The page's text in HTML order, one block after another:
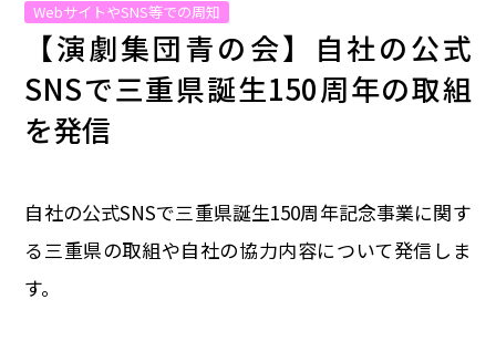
産業
インフラ 偉人
150周年コラボ
WebサイトやSNS等での周知
【演劇集団青の会】自社の公式
SNSで三重県誕生150周年の取組
を発信
自社の公式SNSで三重県誕生150周年記念事業に関す
る三重県の取組や自社の協力内容について発信しま
す。